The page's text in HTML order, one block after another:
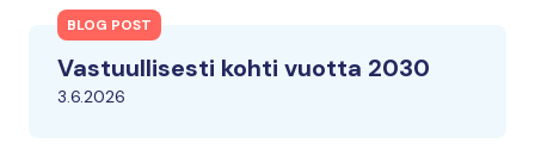
BLOG POST
Vastuullisesti kohti vuotta 2030
3.6.2026